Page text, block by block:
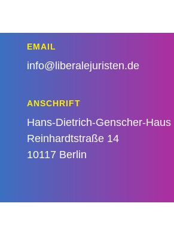
EMAIL
info@liberalejuristen.de
ANSCHRIFT
Hans-Dietrich-Genscher-Haus
Reinhardtstraße 14
10117 Berlin